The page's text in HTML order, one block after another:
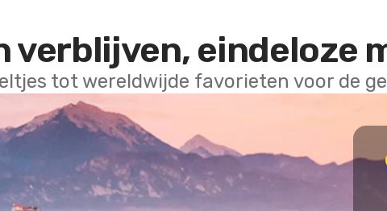
verblijven, eindeloze
tot wereldwijde favorieten voor de